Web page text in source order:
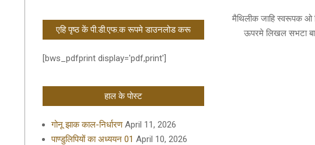
27
मैथिलीक जाहि स्वरूपक ओ
ऊपरमे लिखल सभटा
एहि पृष्ठ कें पी.डी.एफ.क रूपमे डाउनलोड करू
[bws_pdfprint display='pdf,print']
हाल के पोस्ट
गोनू झाक काल-निर्धारण April 11, 2026
पाण्डुलिपियों का अध्ययन 01 April 10, 2026